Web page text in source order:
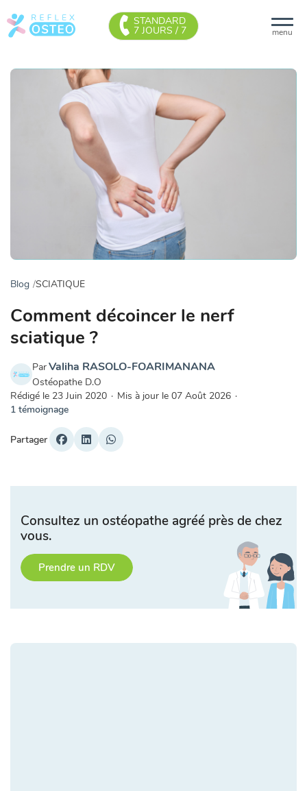
menu
STANDARD
7 JOURS / 7
Blog SCIATIQUE
Comment décoincer le nerf
sciatique ?
ParValiha RASOLO-FOARIMANANA
Ostéopathe D.O
Rédigé le 23 Juin 2020 · Mis à jour le 07 Août 2026 ·
1 témoignage
Partager
Consultez un ostéopathe agréé près de chez
vous.
Prendre un RDV